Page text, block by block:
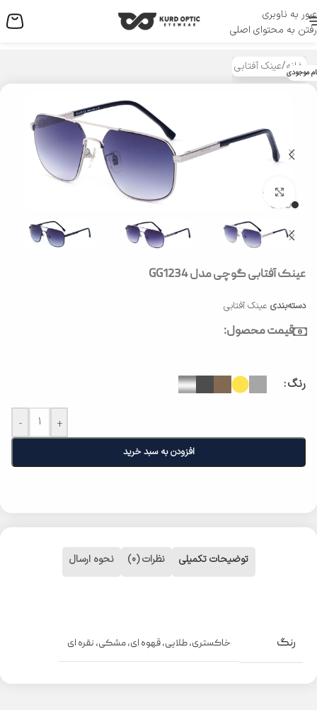
عبور به ناوبری
رفتن به محتوای اصلی
منو
خانه/عینک آفتابی موجودی
بزرگنمایی تصویر
عینک آفتابی گوچی مدل GG1234
دسته‌بندی عینک آفتابی
قیمت محصول:
رنگ
- +
افزودن به سبد خرید
توضیحات تکمیلی نظرات (0) نحوه ارسال
رنگ خاکستری,طلایی,قهوه ای,مشکی, نقره ای